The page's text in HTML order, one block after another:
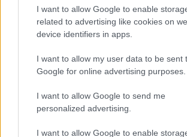
I want to allow Google to enable
related to advertising like cookies on
device identifiers in apps.
I want to allow my user data to be sent
Google for online advertising purposes.
I want to allow Google to send me
personalized advertising.
I want to allow Google to enable
πραγματικότηταο ΣΥΡΙΖΑ δεν
δημιουργήσει μία πρόταση, ένα
αφήγημα».
«Αυτό που πρέπει να γίνει είναι
πρέπει να κινηθεί σοβαρά,
επαγγελματικά. Δηλαδή θα
Τσίπρας να βρει τους
εμπιστεύεται να του πούνε τι